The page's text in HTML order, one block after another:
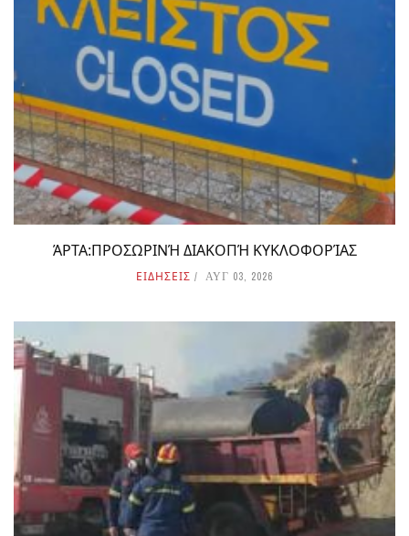
ΆΡΤΑ:ΠΡΟΣΩΡΙΝΉ ΔΙΑΚΟΠΉ ΚΥΚΛΟΦΟΡΊΑΣ
ΕΙΔΗΣΕΙΣ ΑΥΓ 03, 2026